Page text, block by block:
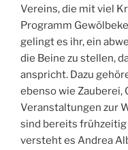
Vereins, die mit viel
Programm
gelingt es ihr, ein
die Beine zu stellen,
anspricht. Dazu
ebenso wie Zauberei,
Veranstaltungen zur
sind bereits frühzeitig
versteht es Andrea